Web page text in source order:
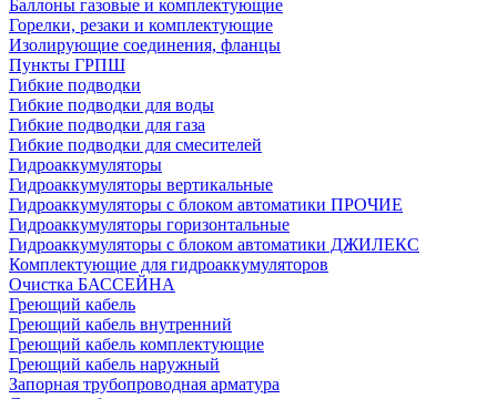
Баллоны газовые и комплектующие
Горелки, резаки и комплектующие
Изолирующие соединения, фланцы
Пункты ГРПШ
Гибкие подводки
Гибкие подводки для воды
Гибкие подводки для газа
Гибкие подводки для смесителей
Гидроаккумуляторы
Гидроаккумуляторы вертикальные
Гидроаккумуляторы с блоком автоматики ПРОЧИЕ
Гидроаккумуляторы горизонтальные
Гидроаккумуляторы с блоком автоматики ДЖИЛЕКС
Комплектующие для гидроаккумуляторов
Очистка БАССЕЙНА
Греющий кабель
Греющий кабель внутренний
Греющий кабель комплектующие
Греющий кабель наружный
Запорная трубопроводная арматура